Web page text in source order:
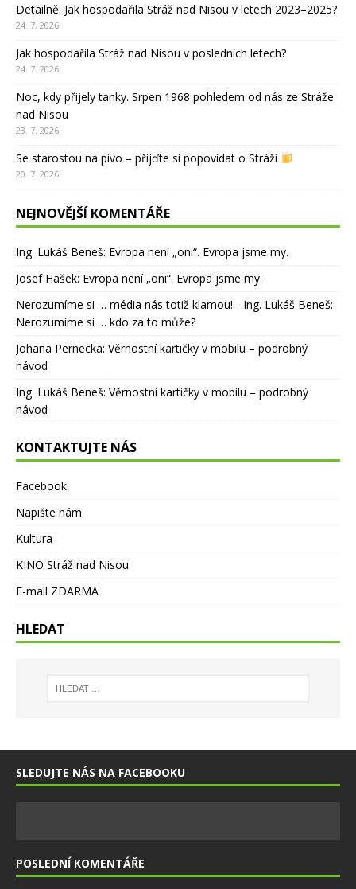
Detailně: Jak hospodařila Stráž nad Nisou v letech 2023–2025?
24. 7. 2026
Jak hospodařila Stráž nad Nisou v posledních letech?
24. 7. 2026
Noc, kdy přijely tanky. Srpen 1968 pohledem od nás ze Stráže
nad Nisou
23. 7. 2026
Se starostou na pivo – přijďte si popovídat o Stráži
20. 7. 2026
NEJNOVĚJŠÍ KOMENTÁŘE
Ing. Lukáš Beneš: Evropa není „oni“. Evropa jsme my.
Josef Hašek: Evropa není „oni“. Evropa jsme my.
Nerozumíme si … média nás totiž klamou! - Ing. Lukáš Beneš:
Nerozumíme si … kdo za to může?
Johana Pernecka: Věrnostní kartičky v mobilu – podrobný
návod
Ing. Lukáš Beneš: Věrnostní kartičky v mobilu – podrobný
návod
KONTAKTUJTE NÁS
Facebook
Napište nám
Kultura
KINO Stráž nad Nisou
E-mail ZDARMA
HLEDAT
SLEDUJTE NÁS NA FACEBOOKU
POSLEDNÍ KOMENTÁŘE